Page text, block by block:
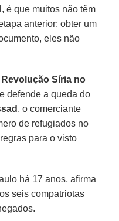
é que muitos não têm
anterior: obter um
eles não
Síria no
defende a queda do
, o comerciante
de refugiados no
para o visto
há 17 anos, afirma
seis compatriotas